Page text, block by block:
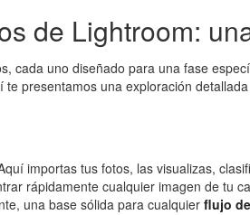
de Lightroom:
cada uno diseñado para una fase
presentamos una exploración
importas tus fotos, las visualizas,
rápidamente cualquier imagen de tu
una base sólida para cualquier flujo